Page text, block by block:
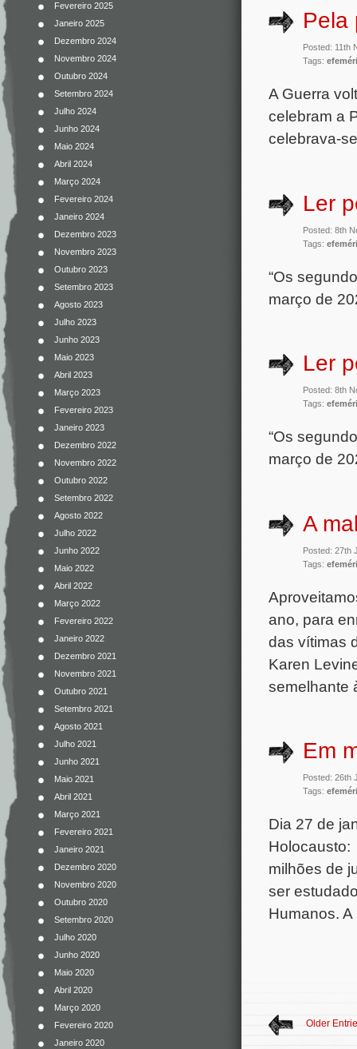
Fevereiro 2025
Janeiro 2025
Dezembro 2024
Novembro 2024
Outubro 2024
Setembro 2024
Julho 2024
Junho 2024
Maio 2024
Abril 2024
Março 2024
Fevereiro 2024
Janeiro 2024
Dezembro 2023
Novembro 2023
Outubro 2023
Setembro 2023
Agosto 2023
Julho 2023
Junho 2023
Maio 2023
Abril 2023
Março 2023
Fevereiro 2023
Janeiro 2023
Dezembro 2022
Novembro 2022
Outubro 2022
Setembro 2022
Agosto 2022
Julho 2022
Junho 2022
Maio 2022
Abril 2022
Março 2022
Fevereiro 2022
Janeiro 2022
Dezembro 2021
Novembro 2021
Outubro 2021
Setembro 2021
Agosto 2021
Julho 2021
Junho 2021
Maio 2021
Abril 2021
Março 2021
Fevereiro 2021
Janeiro 2021
Dezembro 2020
Novembro 2020
Outubro 2020
Setembro 2020
Julho 2020
Junho 2020
Maio 2020
Abril 2020
Março 2020
Fevereiro 2020
Janeiro 2020
Pela
Posted: 11th
Tags:
A Guerra
celebram a
celebrava-
Ler
Posted: 8th
Tags:
“Os
março de
Ler
Posted: 8th
Tags:
“Os
março de
A
Posted: 27th
Tags:
ano, para
das vítimas
Karen
semelhante
Em
Posted: 26th
Tags:
Dia 27 de
Holocausto:
milhões de
ser
Humanos.
Older